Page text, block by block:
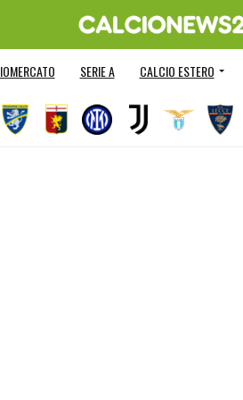
SERIE A CALCIO ESTERO